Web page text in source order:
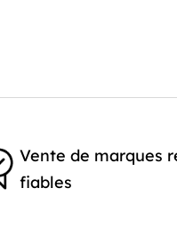
Vente de marques
fiables